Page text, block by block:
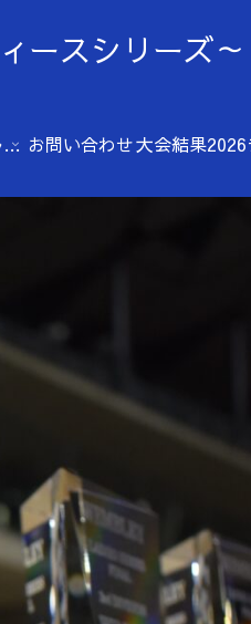
ースシリーズ～
ファイナル(2025年） お問い合わせ大会結果2026